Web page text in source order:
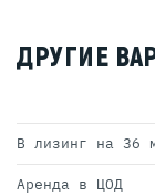
ДРУГИЕ
В лизинг на 36
Аренда в ЦОД